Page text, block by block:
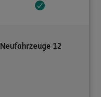
12